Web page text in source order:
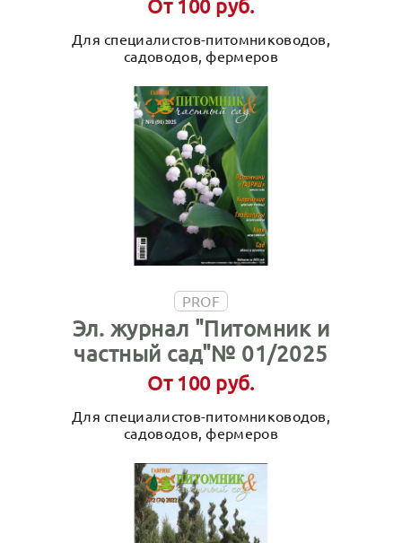
От 100 руб.
Для специалистов-питомниководов,
садоводов, фермеров
PROF
Эл. журнал "Питомник и
частный сад"№ 01/2025
От 100 руб.
Для специалистов-питомниководов,
садоводов, фермеров